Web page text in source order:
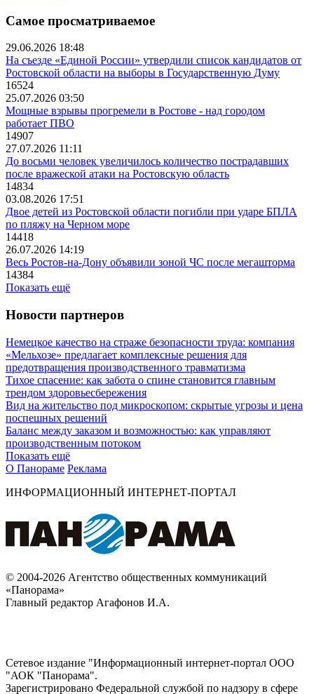
Самое просматриваемое
29.06.2026 18:48
На съезде «Единой России» утвердили список кандидатов от
Ростовской области на выборы в Государственную Думу
16524
25.07.2026 03:50
Мощные взрывы прогремели в Ростове - над городом
работает ПВО
14907
27.07.2026 11:11
До восьми человек увеличилось количество пострадавших
после вражеской атаки на Ростовскую область
14834
03.08.2026 17:51
Двое детей из Ростовской области погибли при ударе БПЛА
по пляжу на Черном море
14418
26.07.2026 14:19
Весь Ростов-на-Дону объявили зоной ЧС после мегашторма
14384
Показать ещё
Новости партнеров
Немецкое качество на страже безопасности труда: компания
«Мельхозе» предлагает комплексные решения для
предотвращения производственного травматизма
Тихое спасение: как забота о спине становится главным
трендом здоровьесбережения
Вид на жительство под микроскопом: скрытые угрозы и цена
поспешных решений
Баланс между заказом и возможностью: как управляют
производственным потоком
Показать ещё
О Панораме Реклама
ИНФОРМАЦИОННЫЙ ИНТЕРНЕТ-ПОРТАЛ
© 2004-2026 Агентство общественных коммуникаций
«Панорама»
Главный редактор Агафонов И.А.
Сетевое издание "Информационный интернет-портал ООО
"АОК "Панорама".
Зарегистрировано Федеральной службой по надзору в сфере